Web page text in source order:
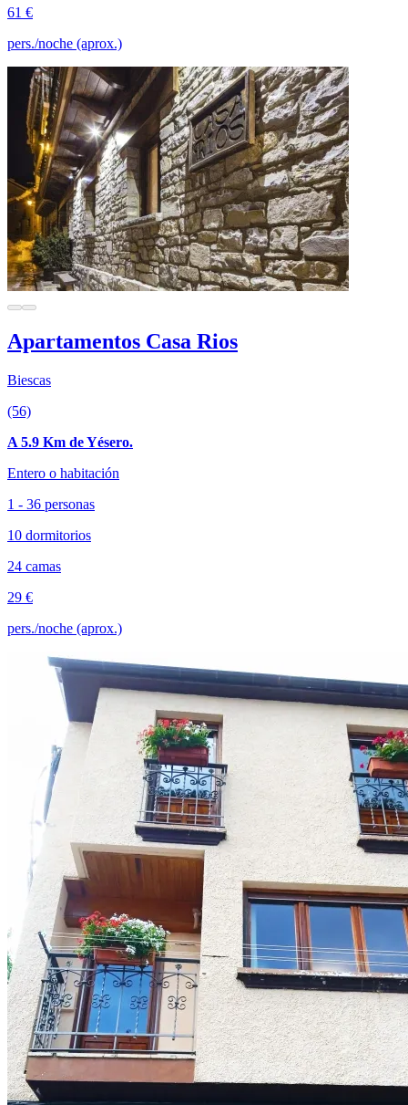
61 €
pers./noche (aprox.)
Apartamentos Casa Rios
Biescas
(56)
A 5.9 Km de Yésero.
Entero o habitación
1 - 36 personas
10 dormitorios
24 camas
29 €
pers./noche (aprox.)